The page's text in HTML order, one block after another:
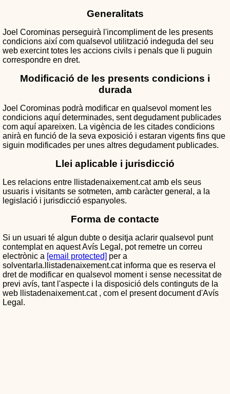
Generalitats
Joel Corominas perseguirà l'incompliment de les presents
condicions així com qualsevol utilització indeguda del seu
web exercint totes les accions civils i penals que li puguin
correspondre en dret.
Modificació de les presents condicions i
durada
Joel Corominas podrà modificar en qualsevol moment les
condicions aquí determinades, sent degudament publicades
com aquí apareixen. La vigència de les citades condicions
anirà en funció de la seva exposició i estaran vigents fins que
siguin modificades per unes altres degudament publicades.
Llei aplicable i jurisdicció
Les relacions entre llistadenaixement.cat amb els seus
usuaris i visitants se sotmeten, amb caràcter general, a la
legislació i jurisdicció espanyoles.
Forma de contacte
Si un usuari té algun dubte o desitja aclarir qualsevol punt
contemplat en aquest Avís Legal, pot remetre un correu
electrònic a [email protected] per a
solventarla.llistadenaixement.cat informa que es reserva el
dret de modificar en qualsevol moment i sense necessitat de
previ avís, tant l'aspecte i la disposició dels continguts de la
web llistadenaixement.cat , com el present document d'Avís
Legal.